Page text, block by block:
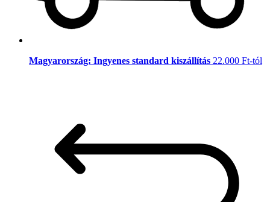
Magyarország: Ingyenes standard kiszállítás 22.000 Ft-tól